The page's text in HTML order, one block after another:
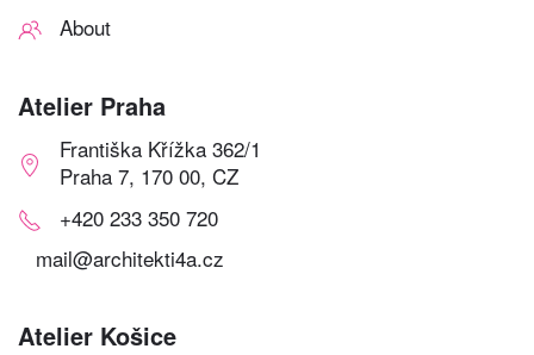
About
Atelier Praha
Františka Křížka 362/1
Praha 7, 170 00, CZ
+420 233 350 720
mail@architekti4a.cz
Atelier Košice